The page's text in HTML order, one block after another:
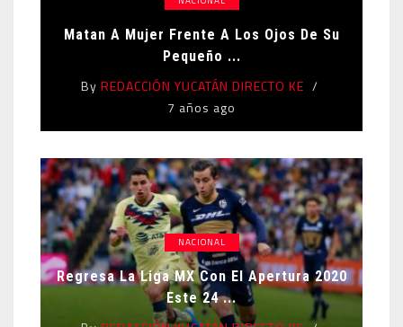
Matan A Mujer Frente A Los Ojos De Su
Pequeño ...
By REDACCIÓN YUCATÁN DIRECTO KE
7 años ago
NACIONAL
Regresa La Liga MX Con El Apertura 2020
Este 24 ...